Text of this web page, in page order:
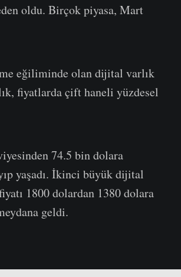
oldu. Birçok piyasa, Mart
eğiliminde olan dijital varlık
fiyatlarda çift haneli yüzdesel
74.5 bin dolara
yaşadı. İkinci büyük dijital
1800 dolardan 1380 dolara
geldi.